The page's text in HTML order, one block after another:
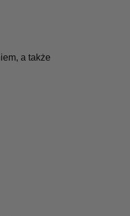
a także